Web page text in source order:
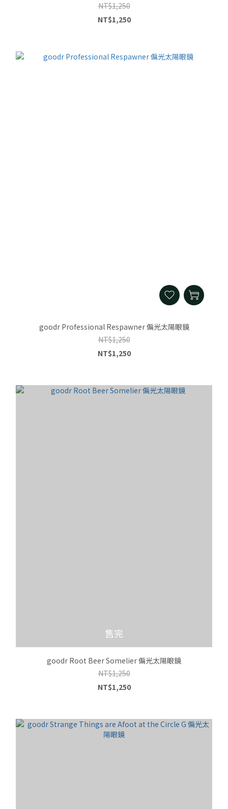
NT$1,250
NT$1,250
goodr Professional Respawner 偏光太陽眼鏡
NT$1,250
NT$1,250
售完
goodr Root Beer Somelier 偏光太陽眼鏡
NT$1,250
NT$1,250